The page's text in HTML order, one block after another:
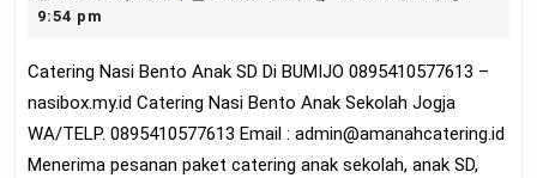
SD
Di
BUMIJO
9:54 pm
Catering Nasi Bento Anak SD Di BUMIJO 0895410577613 –
nasibox.my.id Catering Nasi Bento Anak Sekolah Jogja
WA/TELP. 0895410577613 Email : admin@amanahcatering.id
Menerima pesanan paket catering anak sekolah, anak SD,